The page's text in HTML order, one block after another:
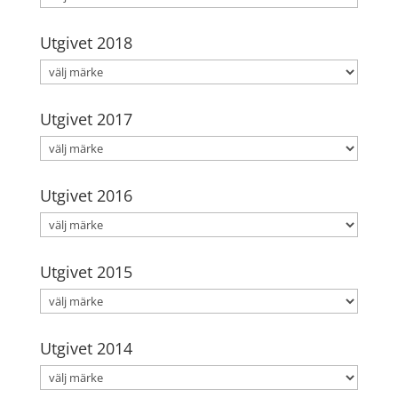
Utgivet 2018
Utgivet 2017
Utgivet 2016
Utgivet 2015
Utgivet 2014